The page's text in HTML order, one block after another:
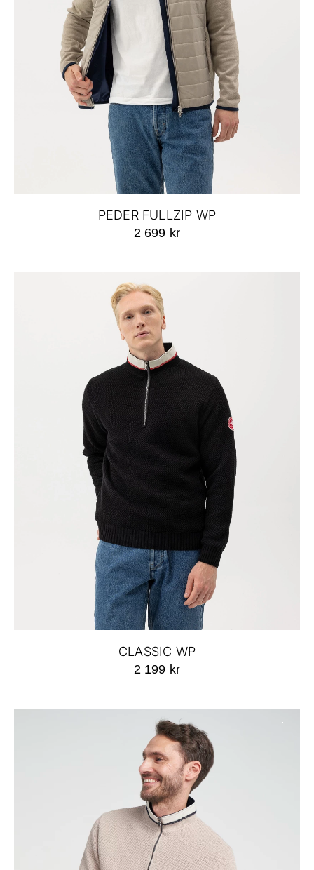
PEDER FULLZIP WP
2 699 kr
CLASSIC WP
2 199 kr